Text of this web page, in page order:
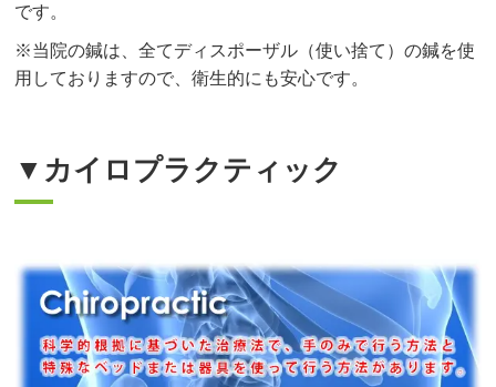
です。
※当院の鍼は、全てディスポーザル（使い捨て）の鍼を使
用しておりますので、衛生的にも安心です。
▼カイロプラクティック